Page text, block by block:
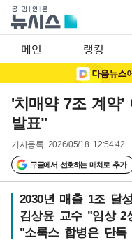
메인 랭킹
'치매약 7조 계약
발표"
기사등록 2026/05/18 12:54:42
구글에서 선호하는 매체로 추가
2030년 매출 1조 달
김상윤 교수 "임상 2
"소룩스 합병은 단